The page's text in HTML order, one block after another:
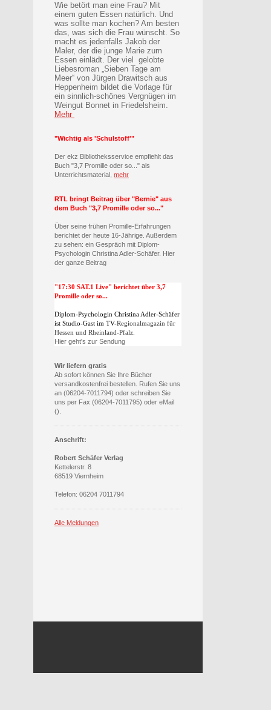
Wie betört man eine Frau? Mit
einem guten Essen natürlich. Und
was sollte man kochen? Am besten
das, was sich die Frau wünscht. So
macht es jedenfalls Jakob der
Maler, der die junge Marie zum
Essen einlädt. Der viel gelobte
Liebesroman „Sieben Tage am
Meer“ von Jürgen Drawitsch aus
Heppenheim bildet die Vorlage für
ein sinnlich-schönes Vergnügen im
Weingut Bonnet in Friedelsheim.
Mehr
"Wichtig als 'Schulstoff'"
Der ekz Bibliotheksservice empfiehlt das
Buch "3,7 Promille oder so..." als
Unterrichtsmaterial, mehr
RTL bringt Beitrag über "Bernie" aus
dem Buch "3,7 Promille oder so..."
Über seine frühen Promille-Erfahrungen
berichtet der heute 16-Jährige. Außerdem
zu sehen: ein Gespräch mit Diplom-
Psychologin Christina Adler-Schäfer. Hier
der ganze Beitrag
"17:30 SAT.1 Live" berichtet über 3,7
Promille oder so...
Diplom-Psychologin Christina Adler-Schäfer
ist Studio-Gast im TV-Regionalmagazin für
Hessen und Rheinland-Pfalz.
Hier geht's zur Sendung
Wir liefern gratis
Ab sofort können Sie Ihre Bücher
versandkostenfrei bestellen. Rufen Sie uns
an (06204-7011794) oder schreiben Sie
uns per Fax (06204-7011795) oder eMail
().
Anschrift:
Robert Schäfer Verlag
Kettelerstr. 8
68519 Viernheim
Telefon: 06204 7011794
Alle Meldungen